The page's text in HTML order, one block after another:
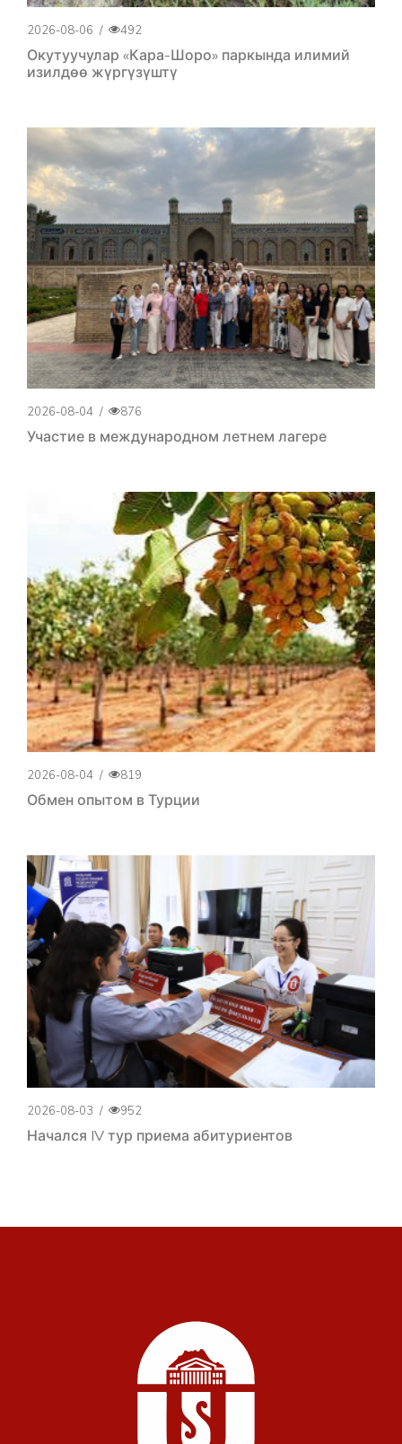
2026-08-06 / 492
Окутуучулар «Кара-Шоро» паркында илимий
изилдөө жүргүзүштү
2026-08-04 / 876
Участие в международном летнем лагере
2026-08-04 / 819
Обмен опытом в Турции
2026-08-03 / 952
Начался IV тур приема абитуриентов